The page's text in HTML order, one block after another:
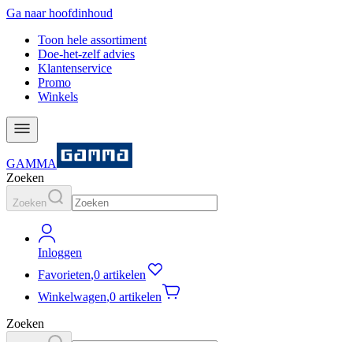
Ga naar hoofdinhoud
Toon hele assortiment
Doe-het-zelf advies
Klantenservice
Promo
Winkels
GAMMA
Zoeken
Zoeken
Inloggen
Favorieten,0 artikelen
Winkelwagen,0 artikelen
Zoeken